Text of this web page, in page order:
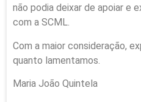
não podia deixar de apoiar e
com a SCML.
Com a maior consideração,
quanto lamentamos.
Maria João Quintela